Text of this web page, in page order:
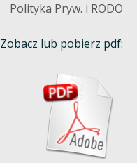
Polityka Pryw. i RODO
Zobacz lub pobierz pdf: